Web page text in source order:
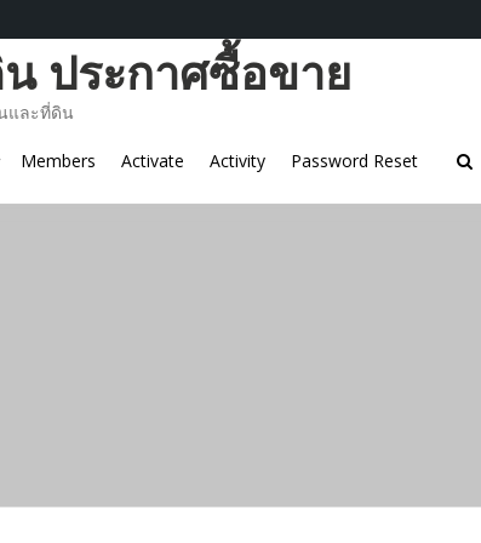
ประกาศซื้อขาย
และที่ดิน
Members Activate Activity Password Reset